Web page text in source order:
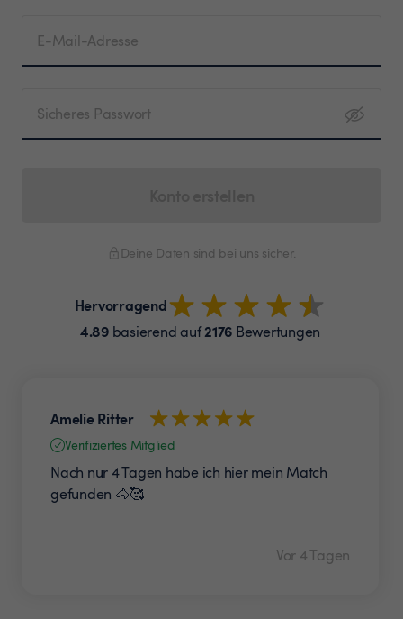
E-Mail-Adresse
Sicheres Passwort
Deine Daten sind bei uns sicher.
Hervorragend
4.89basierend auf2176 Bewertungen
Amelie Ritter
Verifiziertes Mitglied
Nach nur 4 Tagen habe ich hier mein Match
gefunden 🐴🥰
Vor 4 Tagen